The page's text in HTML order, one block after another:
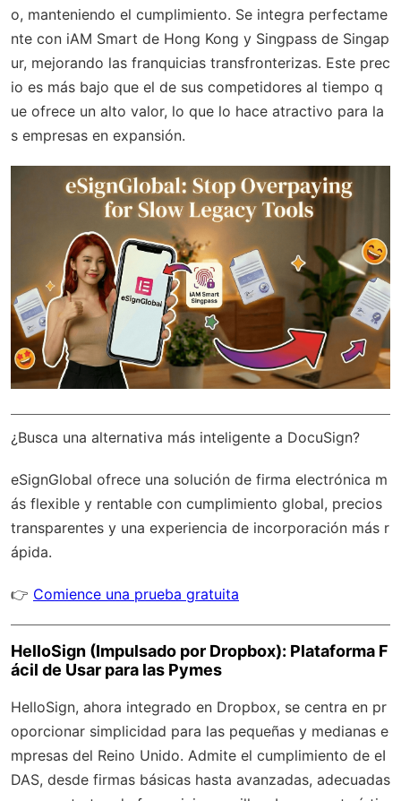
o, manteniendo el cumplimiento. Se integra perfectame
nte con iAM Smart de Hong Kong y Singpass de Singap
ur, mejorando las franquicias transfronterizas. Este prec
io es más bajo que el de sus competidores al tiempo q
ue ofrece un alto valor, lo que lo hace atractivo para la
s empresas en expansión.
¿Busca una alternativa más inteligente a DocuSign?
eSignGlobal ofrece una solución de firma electrónica m
ás flexible y rentable con cumplimiento global, precios
transparentes y una experiencia de incorporación más r
ápida.
👉 Comience una prueba gratuita
HelloSign (Impulsado por Dropbox): Plataforma F
ácil de Usar para las Pymes
HelloSign, ahora integrado en Dropbox, se centra en pr
oporcionar simplicidad para las pequeñas y medianas e
mpresas del Reino Unido. Admite el cumplimiento de eI
DAS, desde firmas básicas hasta avanzadas, adecuadas